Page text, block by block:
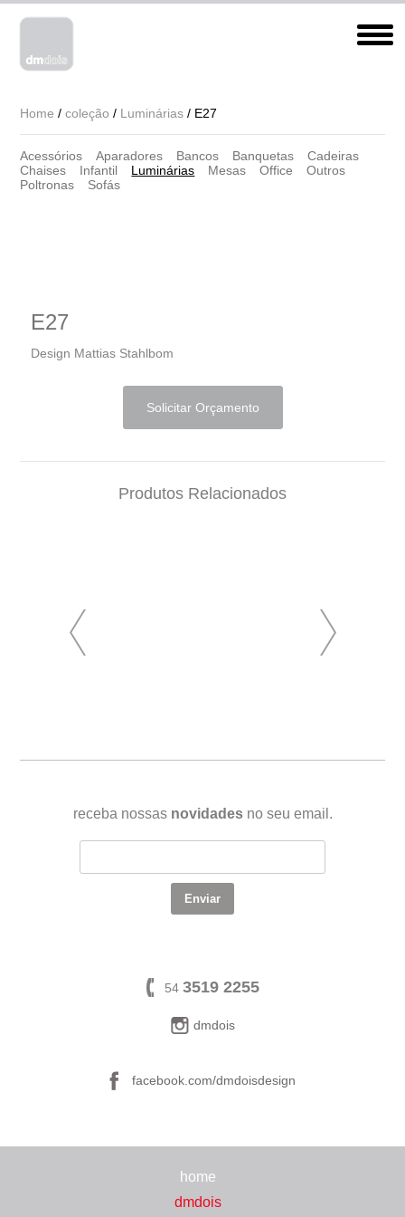
Home /coleção / Luminárias / E27
Acessórios Aparadores Bancos Banquetas
Cadeiras
Chaises
Infantil Luminárias Mesas Office
Outros
Poltronas
Sofás
E27
Design Mattias Stahlbom
Solicitar Orçamento
Produtos Relacionados
receba nossas novidadesno seu email.
54 3519 2255
facebook.com/dmdoisdesign
dmdois
home
dmdois